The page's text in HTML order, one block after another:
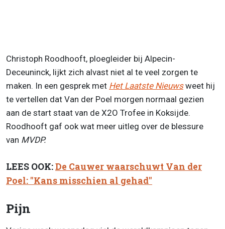
Christoph Roodhooft, ploegleider bij Alpecin-
Deceuninck, lijkt zich alvast niet al te veel zorgen te
maken. In een gesprek met Het Laatste Nieuws weet hij
te vertellen dat Van der Poel morgen normaal gezien
aan de start staat van de X2O Trofee in Koksijde.
Roodhooft gaf ook wat meer uitleg over de blessure
van MVDP.
LEES OOK:De Cauwer waarschuwt Van der
Poel: "Kans misschien al gehad"
Pijn